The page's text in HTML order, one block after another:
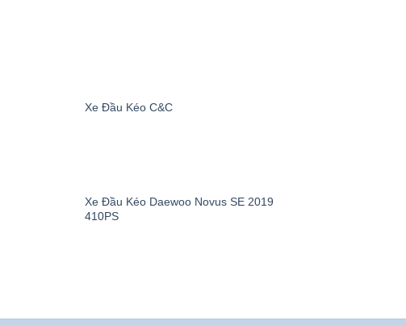
phẩm ra thị trường Việt Nam. Mỗi khi có
tế về an toàn, tiết kiệm nhiên liệu và thân
về chất lượng và giá trị sử dụng.
Xe Đầu Kéo C&C
Xe Đầu Kéo Daewoo Novus SE 2019
410PS